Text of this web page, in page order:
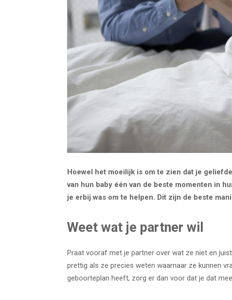
Hoewel het moeilijk is om te zien dat je
van hun baby één van de beste momenten in
je erbij was om te helpen. Dit zijn de beste
Weet wat je partner wil
Praat vooraf met je partner over wat ze niet en
prettig als ze precies weten waarnaar ze kunnen
geboorteplan heeft, zorg er dan voor dat je dat